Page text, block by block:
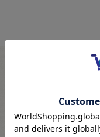
をご確認いただいた上
そのため、商品画像お
また、詳細につきまし